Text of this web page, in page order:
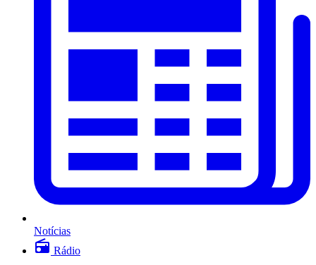
Notícias
Rádio